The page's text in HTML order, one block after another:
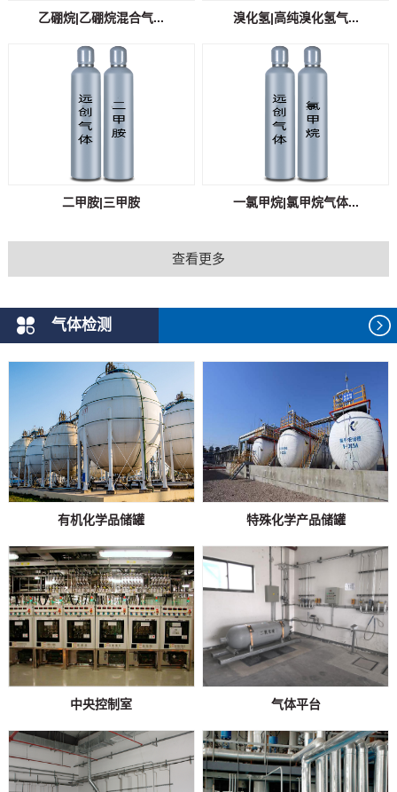
乙硼烷|乙硼烷混合气... 溴化氢|高纯溴化氢气...
二甲胺|三甲胺 一氯甲烷|氯甲烷气体...
查看更多
气体检测
有机化学品储罐 特殊化学产品储罐
中央控制室 气体平台